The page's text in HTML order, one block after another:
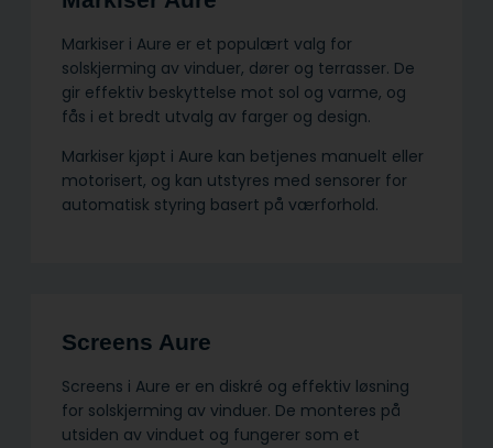
Markiser i Aure er et populært valg for
solskjerming av vinduer, dører og terrasser. De
gir effektiv beskyttelse mot sol og varme, og
fås i et bredt utvalg av farger og design.
Markiser kjøpt i Aure kan betjenes manuelt eller
motorisert, og kan utstyres med sensorer for
automatisk styring basert på værforhold.
Screens Aure
Screens i Aure er en diskré og effektiv løsning
for solskjerming av vinduer. De monteres på
utsiden av vinduet og fungerer som et